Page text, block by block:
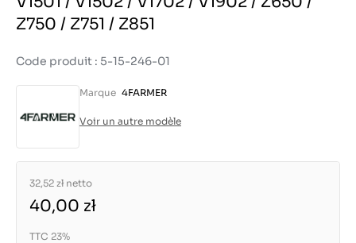
Z750 / Z751 / Z851
Code produit : 5-15-246-01
Marque 4FARMER
Voir un autre modèle
32,52 zł netto
40,00 zł
TTC 23%